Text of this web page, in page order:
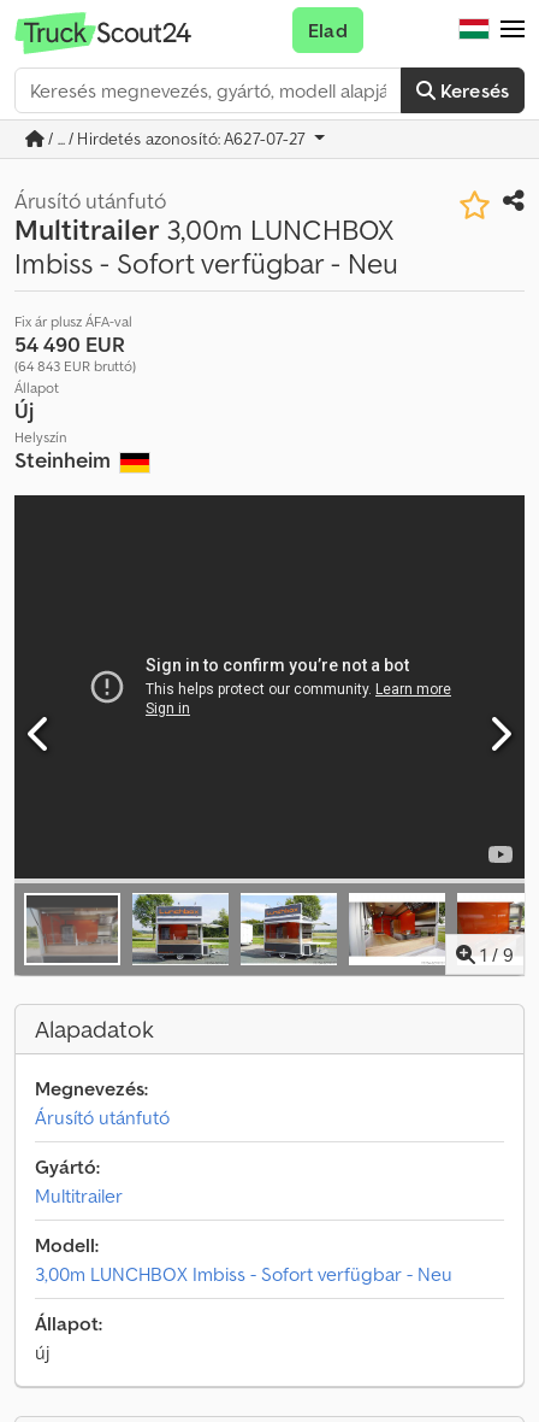
Keresés
Elad
/ ... / Hirdetés azonosító: A627-07-27
Árusító utánfutó
Multitrailer 3,00m LUNCHBOX
Imbiss - Sofort verfügbar - Neu
Fix ár plusz ÁFA-val
54 490 EUR
(64 843 EUR bruttó)
Állapot
Új
Helyszín
Steinheim
1 / 9
Alapadatok
Megnevezés:
Árusító utánfutó
Gyártó:
Multitrailer
Modell:
3,00m LUNCHBOX Imbiss - Sofort verfügbar - Neu
Állapot:
új